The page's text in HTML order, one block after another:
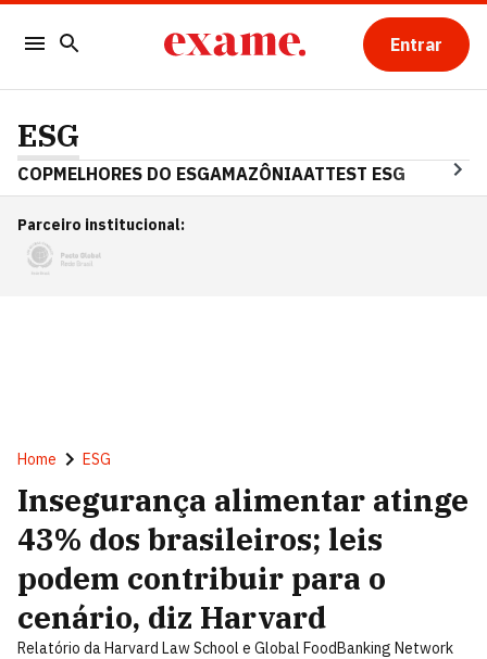
Entrar
ESG
COPMELHORES DO ESGAMAZÔNIAATTEST ESG
Parceiro institucional:
Home ESG
Insegurança alimentar atinge
43% dos brasileiros; leis
podem contribuir para o
cenário, diz Harvard
Relatório da Harvard Law School e Global FoodBanking Network